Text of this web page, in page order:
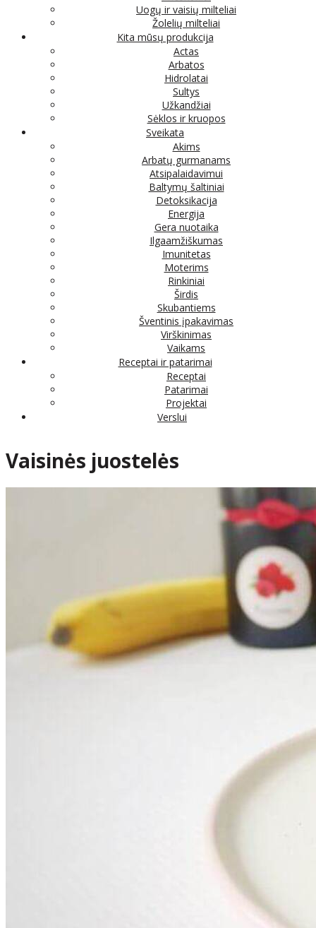
Uogų ir vaisių milteliai
Žolelių milteliai
Kita mūsų produkcija
Actas
Arbatos
Hidrolatai
Sultys
Užkandžiai
Sėklos ir kruopos
Sveikata
Akims
Arbatų gurmanams
Atsipalaidavimui
Baltymų šaltiniai
Detoksikacija
Energija
Gera nuotaika
Ilgaamžiškumas
Imunitetas
Moterims
Rinkiniai
Širdis
Skubantiems
Šventinis įpakavimas
Virškinimas
Vaikams
Receptai ir patarimai
Receptai
Patarimai
Projektai
Verslui
Vaisinės juostelės